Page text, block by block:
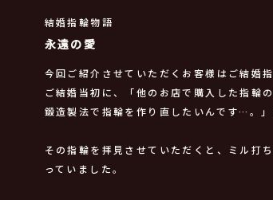
結婚指輪物語
永遠の愛
今回ご紹介させていただくお客様はご結婚
ご結婚当初に、「他のお店で購入した指輪
鍛造製法で指輪を作り直したいんです…。」
その指輪を拝見させていただくと、ミル打
っていました。